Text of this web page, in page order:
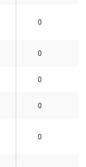
0
0
0
0
0